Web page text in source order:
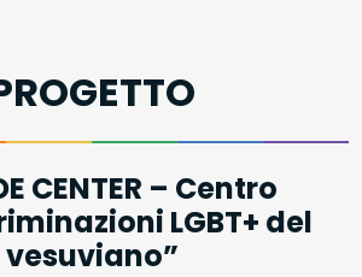
CENTER – Centro
LGBT+ del
vesuviano”